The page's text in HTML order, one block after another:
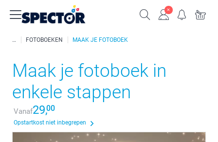
FOTOBOEKEN MAAK JE FOTOBOEK
Maak je fotoboek in
enkele stappen
Vanaf29,00
Opstartkost niet inbegrepen